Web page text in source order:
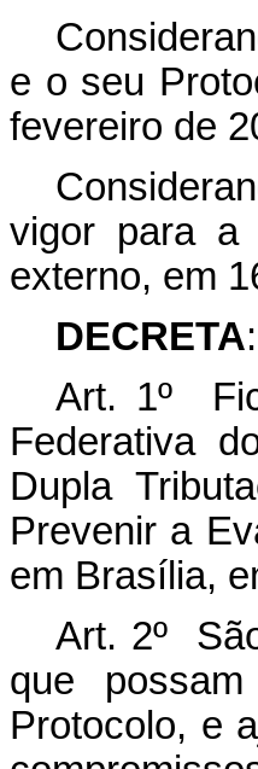
e o seu
fevereiro de
vigor para a
externo, em
DECRETA:
Art. 1º
Federativa
Dupla
Prevenir a
em Brasília,
Art. 2º
que
Protocolo, e